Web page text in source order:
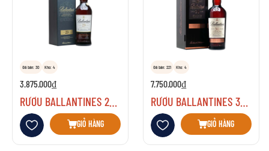
Đã bán: 30 Kho: 4
3.875.000₫
RƯỢU BALLANTINES 23 NĂM
Thêm vào danh sách yêu thích
GIỎ HÀNG
Đã bán: 221 Kho: 4
7.750.000₫
RƯỢU BALLANTINES 30 NĂM
Thêm vào danh sách yêu thích
GIỎ HÀNG